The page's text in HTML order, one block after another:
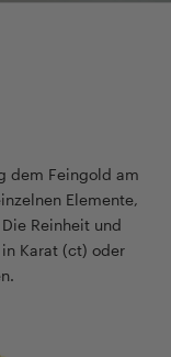
dem Feingold am
Elemente,
Reinheit und
Karat (ct) oder